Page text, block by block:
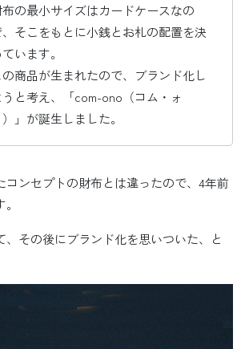
布の最小サイズはカードケースなの
、そこをもとに小銭とお札の配置を決
います。
の商品が生まれたので、ブランド化し
うと考え、「com-ono（コム・ォ
）」が誕生しました。
コンセプトの財布とは違ったので、4年前
、その後にブランド化を思いついた、と